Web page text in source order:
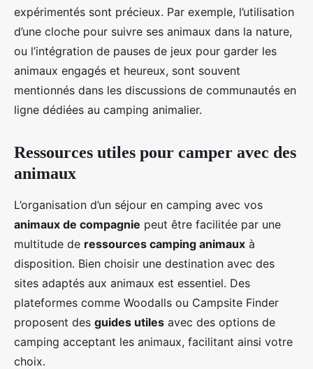
expérimentés sont précieux. Par exemple, l’utilisation
d’une cloche pour suivre ses animaux dans la nature,
ou l’intégration de pauses de jeux pour garder les
animaux engagés et heureux, sont souvent
mentionnés dans les discussions de communautés en
ligne dédiées au camping animalier.
Ressources utiles pour camper avec des
animaux
L’organisation d’un séjour en camping avec vos
animaux de compagnie peut être facilitée par une
multitude de ressources camping animaux à
disposition. Bien choisir une destination avec des
sites adaptés aux animaux est essentiel. Des
plateformes comme Woodalls ou Campsite Finder
proposent des guides utiles avec des options de
camping acceptant les animaux, facilitant ainsi votre
choix.